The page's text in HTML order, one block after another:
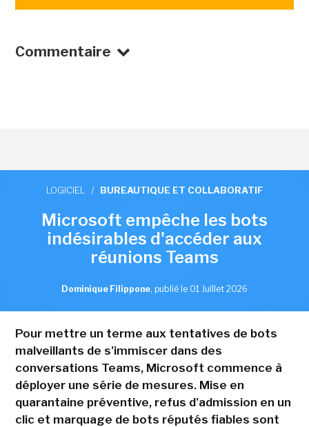
Commentaire
LOGICIEL / BUREAUTIQUE ET COLLABORATIF
Microsoft empêche les bots
indésirables d'accéder aux
réunions Teams
Dominique Filippone, publié le 01 Juillet 2026
Pour mettre un terme aux tentatives de bots
malveillants de s'immiscer dans des
conversations Teams, Microsoft commence à
déployer une série de mesures. Mise en
quarantaine préventive, refus d'admission en un
clic et marquage de bots réputés fiables sont